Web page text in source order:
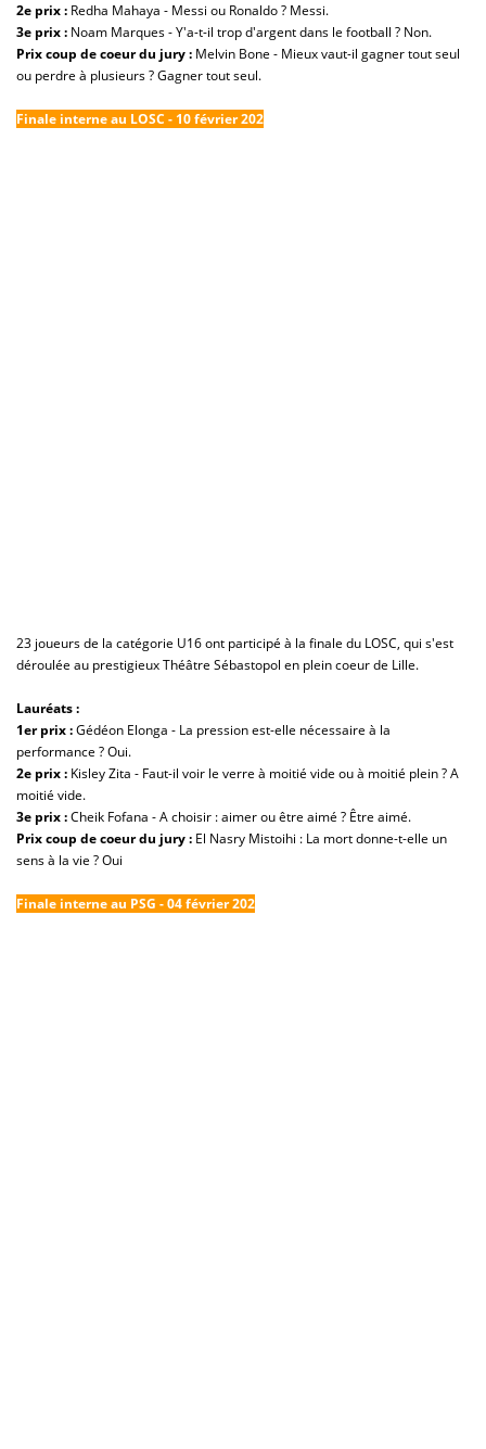
2e prix: Redha Mahaya - Messi ou Ronaldo ? Messi.
3e prix : Noam Marques - Y'a-t-il trop d'argent dans le football ? Non.
Prix coup de coeur du jury : Melvin Bone - Mieux vaut-il gagner tout seul
ou perdre à plusieurs ? Gagner tout seul.
Finale interne au LOSC - 10 février 202
23 joueurs de la catégorie U16 ont participé à la finale du LOSC, qui s'est
déroulée au prestigieux Théâtre Sébastopol en plein coeur de Lille.
Lauréats:
1er prix :Gédéon Elonga - La pression est-elle nécessaire à la
performance ? Oui.
2e prix: Kisley Zita - Faut-il voir le verre à moitié vide ou à moitié plein ? A
moitié vide.
3e prix :Cheik Fofana - A choisir : aimer ou être aimé ? Être aimé.
Prix coup de coeur du jury : El Nasry Mistoihi : La mort donne-t-elle un
sens à la vie ? Oui
Finale interne au PSG - 04 février 202